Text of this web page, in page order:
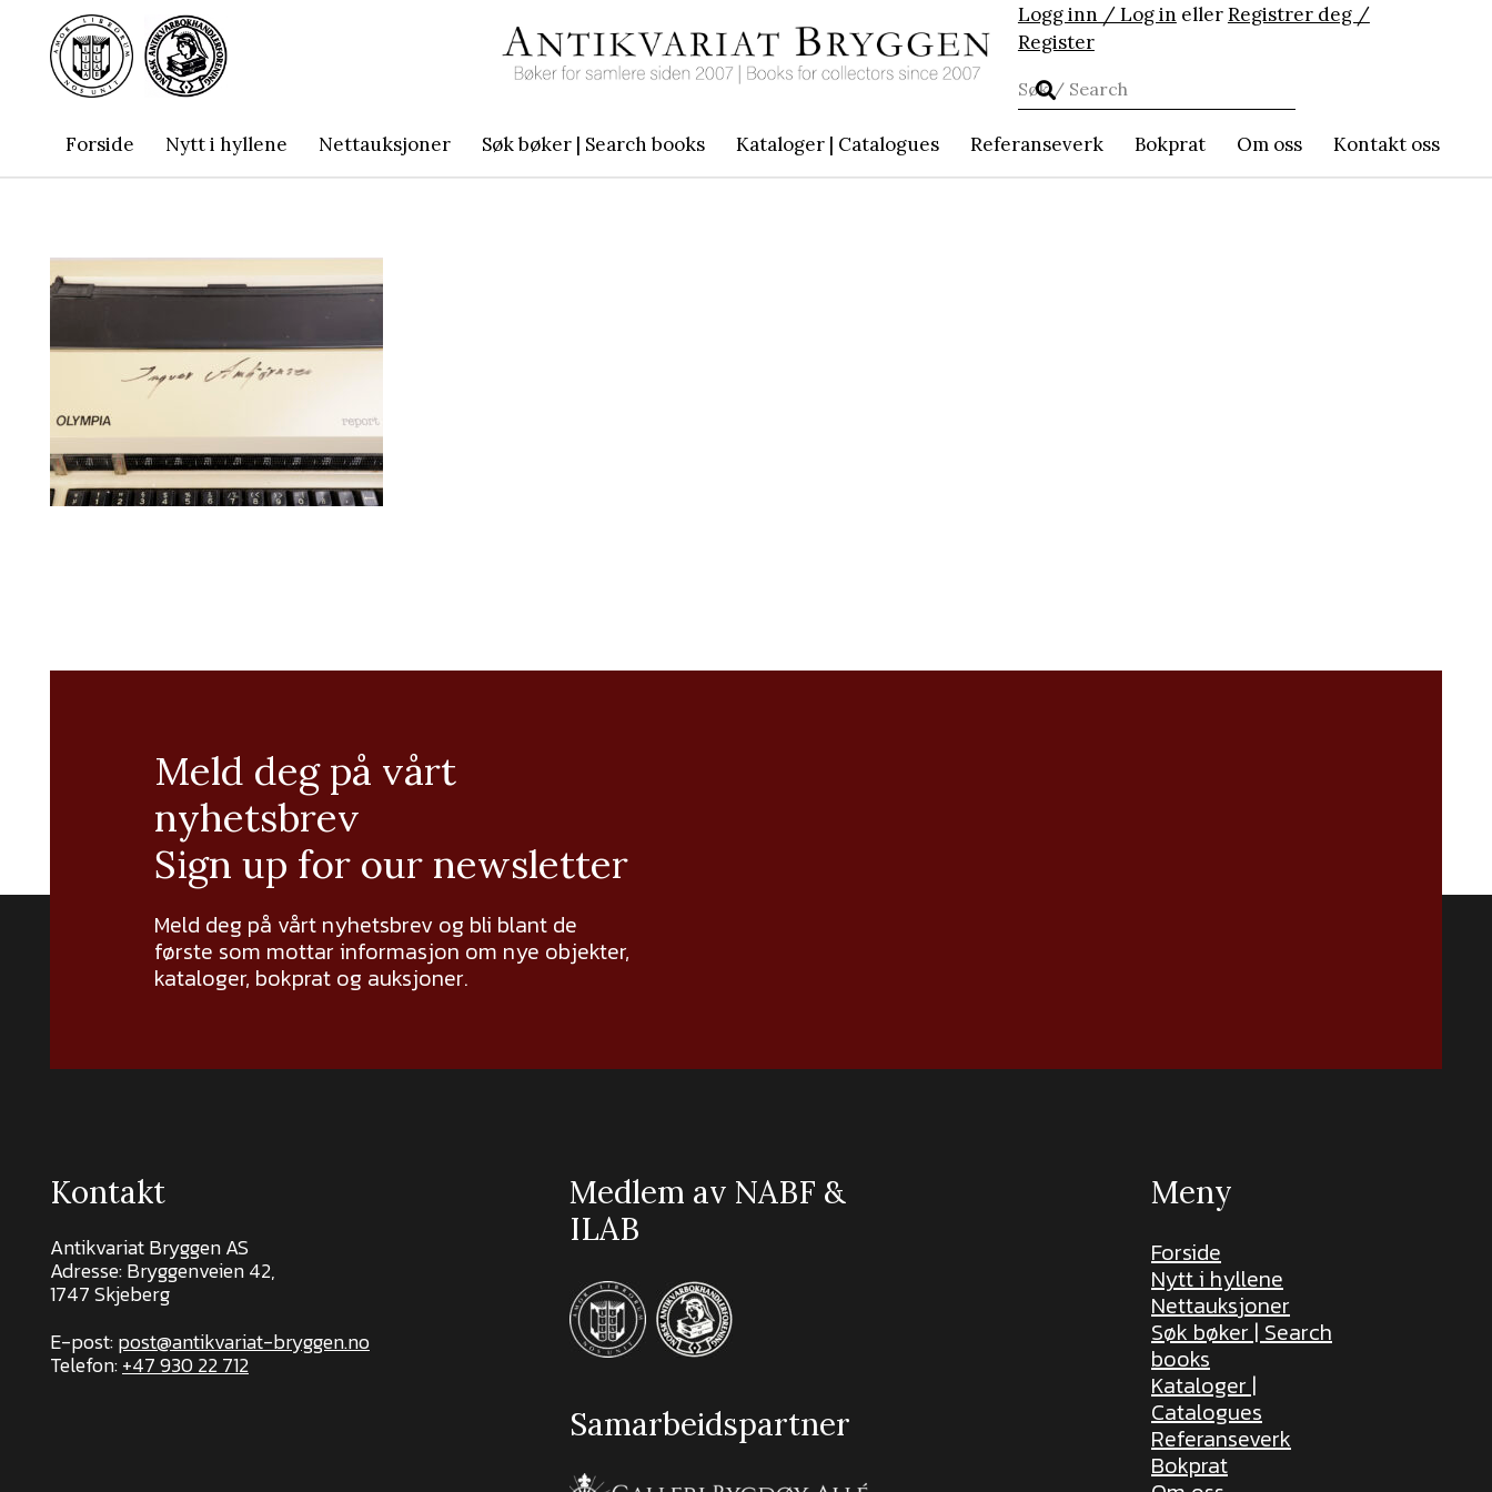
Logg inn / Log in ellerRegistrer deg /
Register
Forside Nytt i hyllene Nettauksjoner Søk bøker | Search books Kataloger | Catalogues Referanseverk Bokprat Om oss Kontakt oss
Meld deg på vårt
nyhetsbrev
Sign up for our newsletter
Meld deg på vårt nyhetsbrev og bli blant de
første som mottar informasjon om nye objekter,
kataloger, bokprat og auksjoner.
Kontakt
Antikvariat Bryggen AS
Adresse: Bryggenveien 42,
1747 Skjeberg
E-post:post@antikvariat-bryggen.no
Telefon:+47 930 22 712
Medlem av NABF &
ILAB
Samarbeidspartner
Meny
Forside
Nytt i hyllene
Nettauksjoner
Søk bøker | Search
books
Kataloger |
Catalogues
Referanseverk
Bokprat